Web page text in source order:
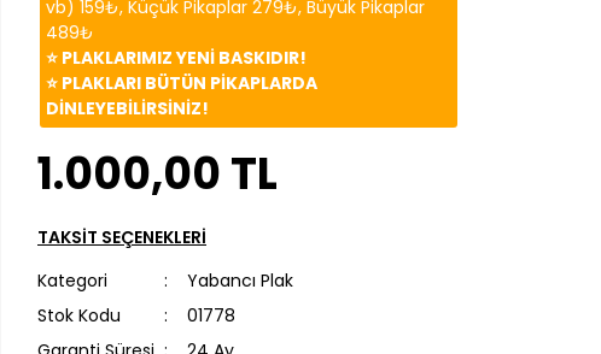
vb) 159₺, Küçük Pikaplar 279₺, Büyük Pikaplar
489₺
⭐️ PLAKLARIMIZ YENİ BASKIDIR!
⭐️ PLAKLARI BÜTÜN PİKAPLARDA
DİNLEYEBİLİRSİNİZ!
1.000,00 TL
TAKSİT SEÇENEKLERİ
Kategori
Yabancı Plak
Stok Kodu
01778